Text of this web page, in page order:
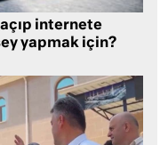
internete
yapmak için?